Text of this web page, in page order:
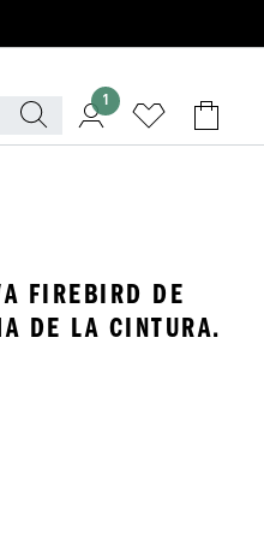
1
FIREBIRD DE
DE LA CINTURA.